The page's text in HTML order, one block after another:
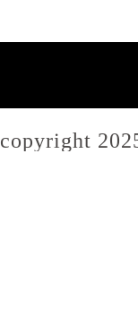
copyright